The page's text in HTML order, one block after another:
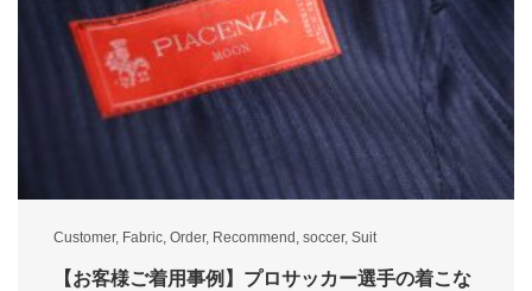
Customer, Fabric, Order, Recommend , soccer, Suit
【お客様ご着用事例】プロサッカー選手の着こな